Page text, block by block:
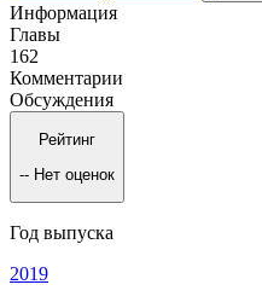
Информация
Главы
162
Комментарии
Обсуждения
Рейтинг
-- Нет оценок
Год выпуска
2019